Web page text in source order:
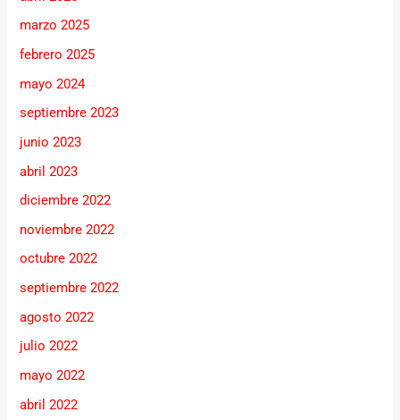
marzo 2025
febrero 2025
mayo 2024
septiembre 2023
junio 2023
abril 2023
diciembre 2022
noviembre 2022
octubre 2022
septiembre 2022
agosto 2022
julio 2022
mayo 2022
abril 2022